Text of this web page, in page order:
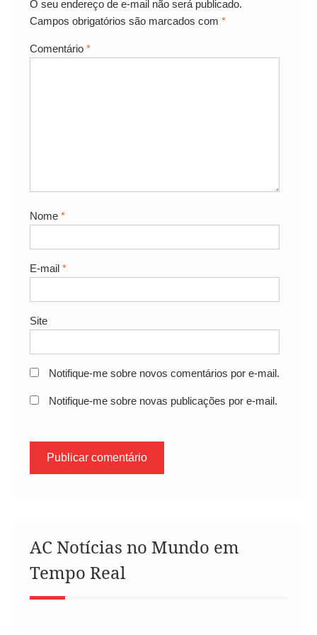
O seu endereço de e-mail não será publicado.
Campos obrigatórios são marcados com *
Comentário *
Nome *
E-mail *
Site
Notifique-me sobre novos comentários por e-mail.
Notifique-me sobre novas publicações por e-mail.
AC Notícias no Mundo em
Tempo Real